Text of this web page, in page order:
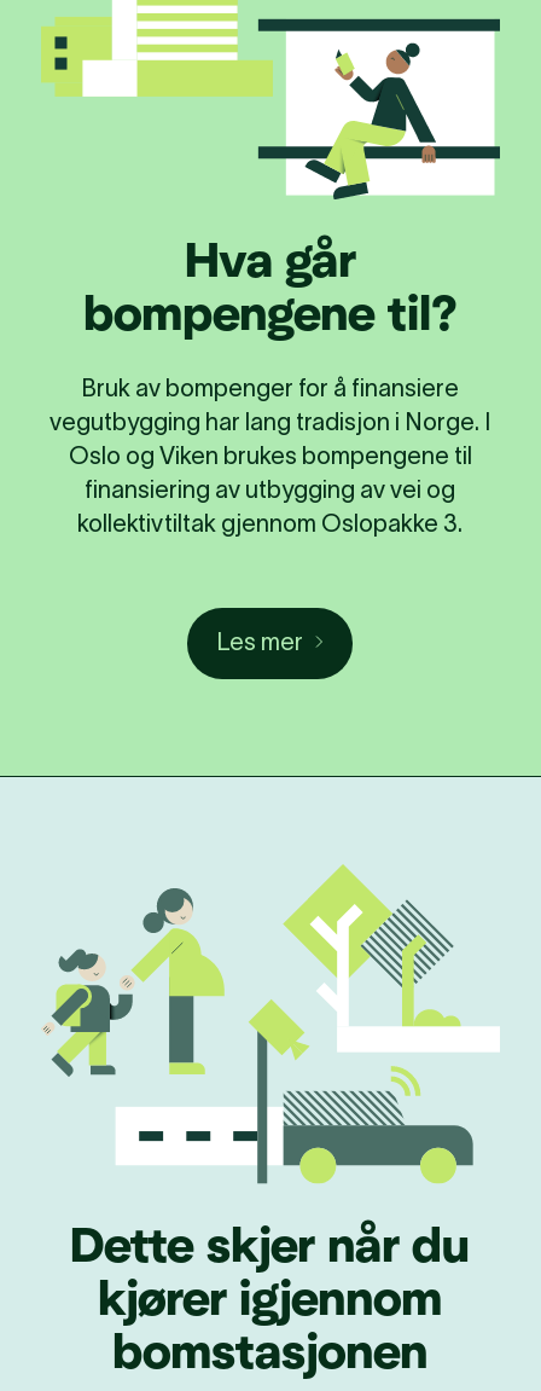
Hva går
bompengene til?
Bruk av bompenger for å finansiere
vegutbygging har lang tradisjon i Norge. I
Oslo og Viken brukes bompengene til
finansiering av utbygging av vei og
kollektivtiltak gjennom Oslopakke 3.
Les mer
Dette skjer når du
kjører igjennom
bomstasjonen